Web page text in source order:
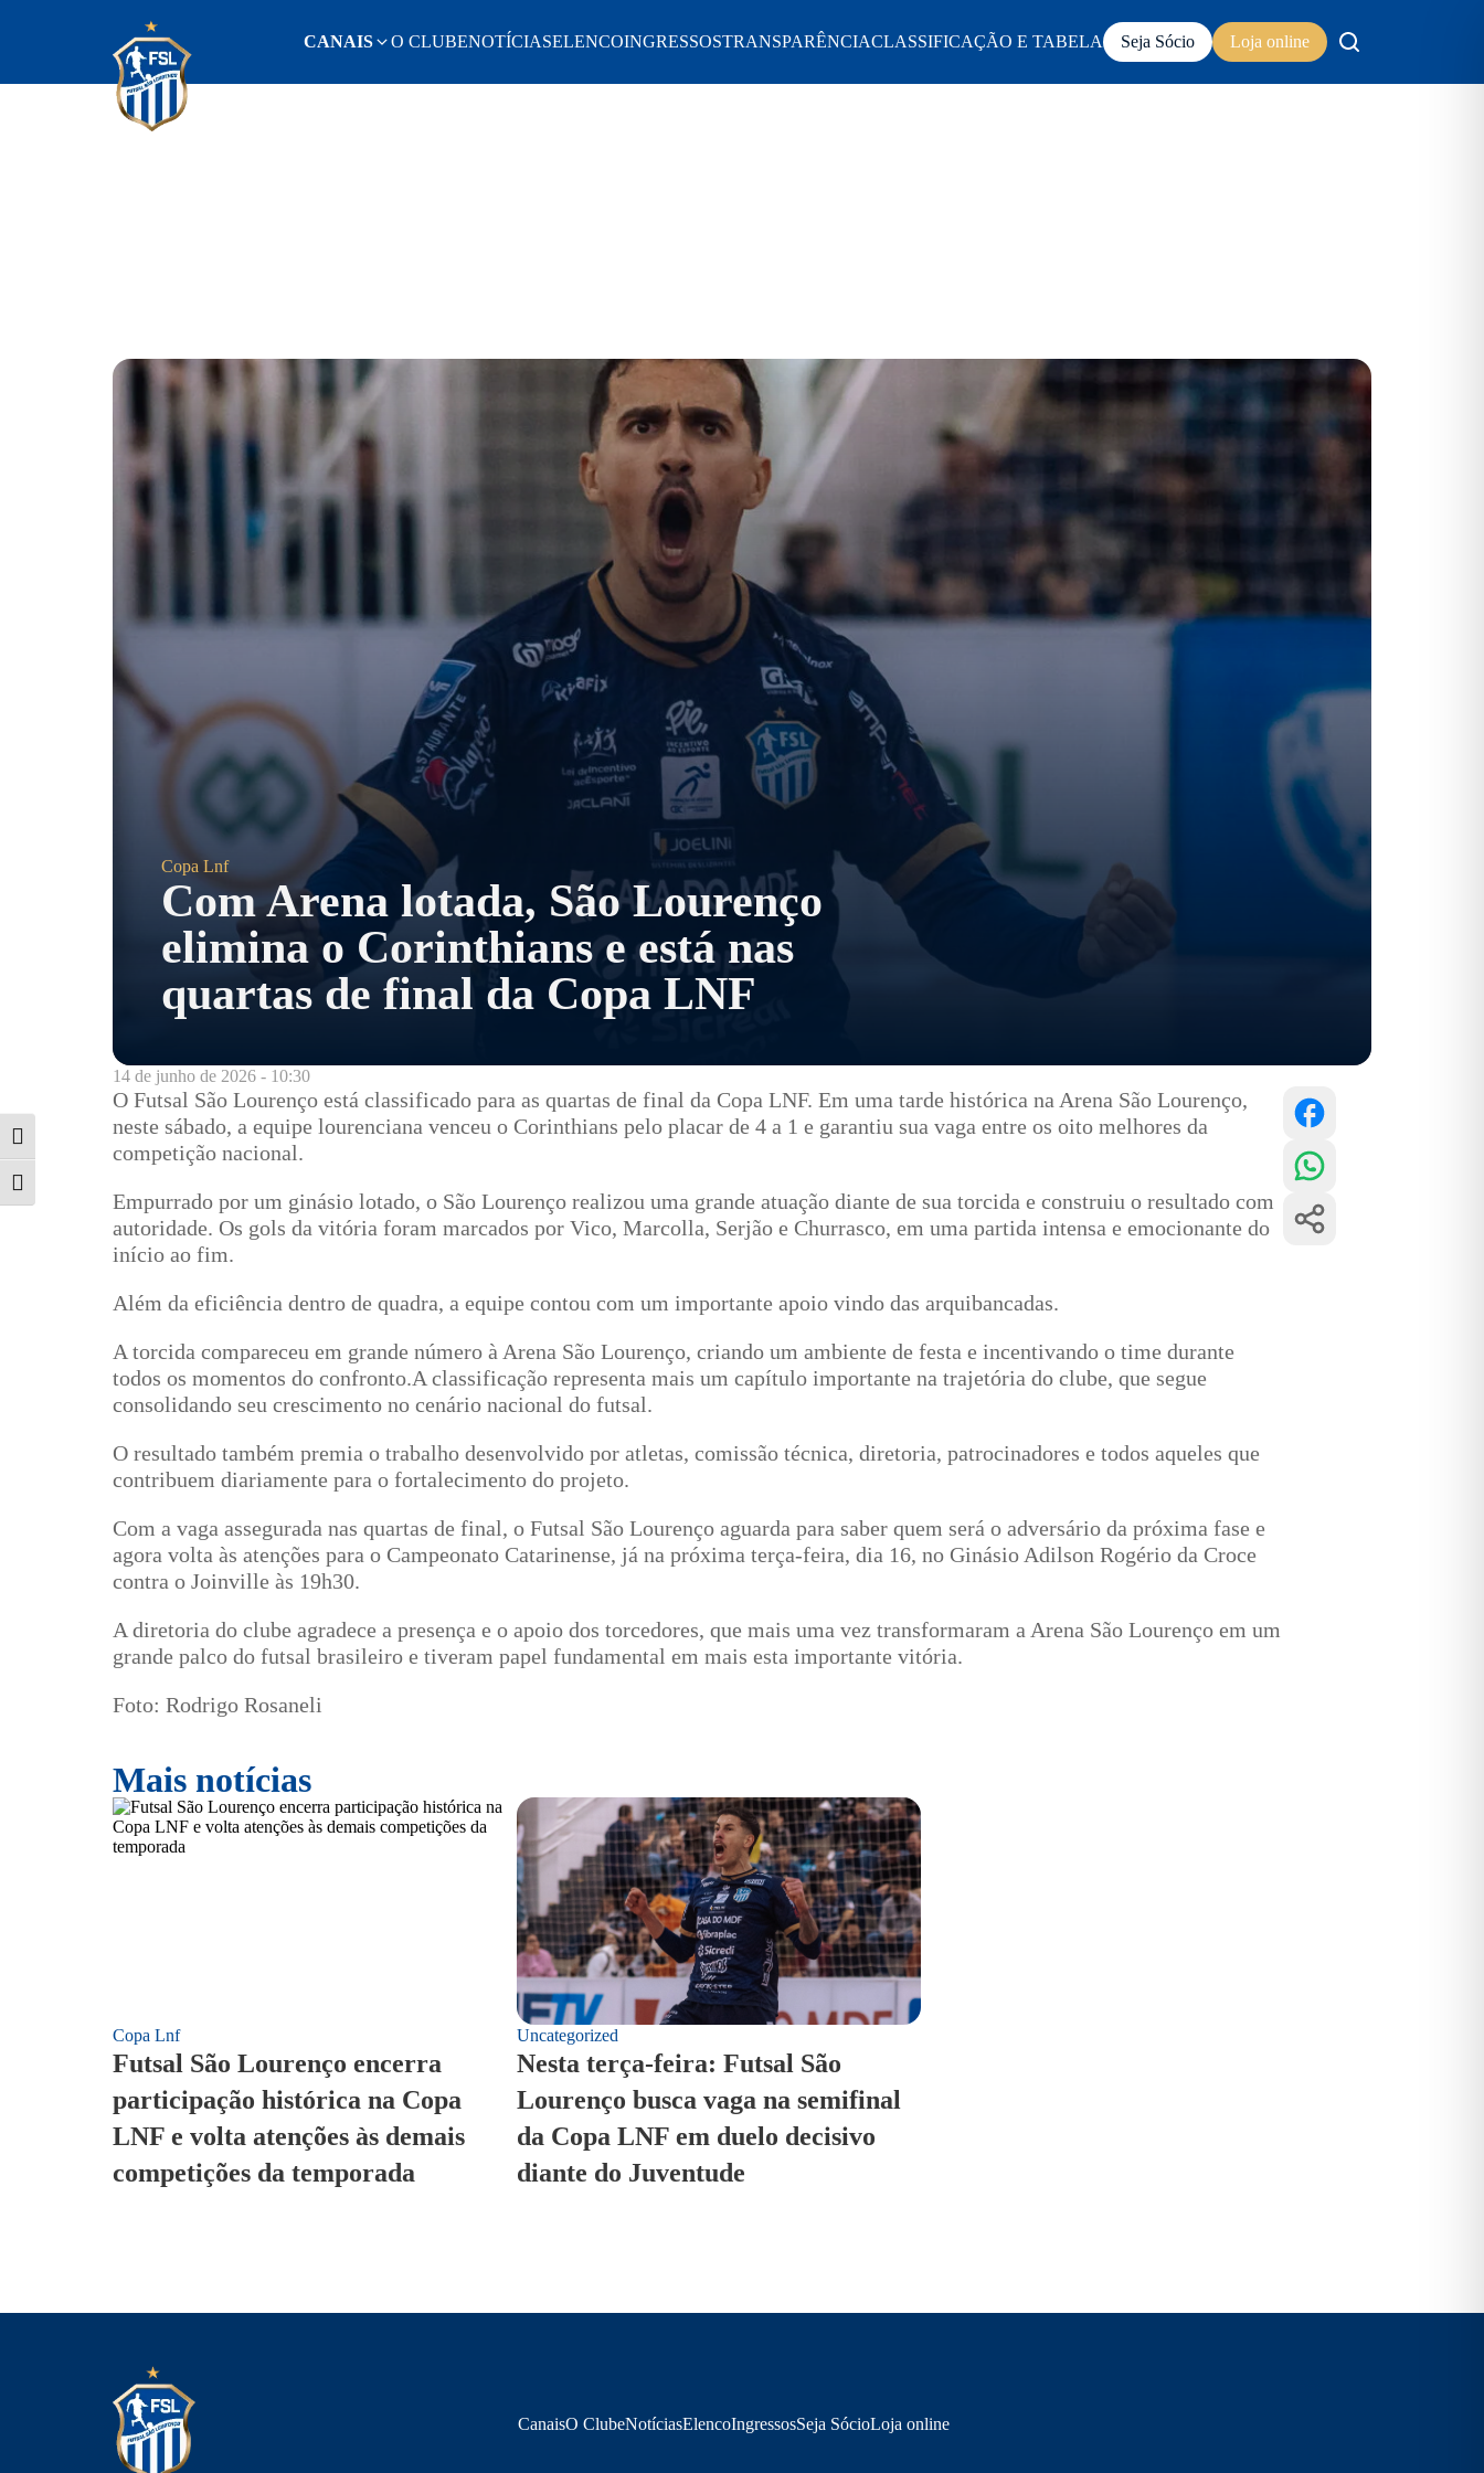
Alternar alto contraste
Alternar tamanho da fonte
CANAIS O CLUBENOTÍCIASELENCOINGRESSOSTRANSPARÊNCIACLASSIFICAÇÃO E TABELA Seja Sócio Loja online
Home
Copa Lnf
Com Arena lotada, São Lourenço
elimina o Corinthians e está nas
quartas de final da Copa LNF
14 de junho de 2026 - 10:30
O Futsal São Lourenço está classificado para as quartas de final da Copa LNF. Em uma tarde histórica na Arena São Lourenço,
neste sábado, a equipe lourenciana venceu o Corinthians pelo placar de 4 a 1 e garantiu sua vaga entre os oito melhores da
competição nacional.
Empurrado por um ginásio lotado, o São Lourenço realizou uma grande atuação diante de sua torcida e construiu o resultado com
autoridade. Os gols da vitória foram marcados por Vico, Marcolla, Serjão e Churrasco, em uma partida intensa e emocionante do
início ao fim.
Além da eficiência dentro de quadra, a equipe contou com um importante apoio vindo das arquibancadas.
A torcida compareceu em grande número à Arena São Lourenço, criando um ambiente de festa e incentivando o time durante
todos os momentos do confronto.A classificação representa mais um capítulo importante na trajetória do clube, que segue
consolidando seu crescimento no cenário nacional do futsal.
O resultado também premia o trabalho desenvolvido por atletas, comissão técnica, diretoria, patrocinadores e todos aqueles que
contribuem diariamente para o fortalecimento do projeto.
Com a vaga assegurada nas quartas de final, o Futsal São Lourenço aguarda para saber quem será o adversário da próxima fase e
agora volta às atenções para o Campeonato Catarinense, já na próxima terça-feira, dia 16, no Ginásio Adilson Rogério da Croce
contra o Joinville às 19h30.
A diretoria do clube agradece a presença e o apoio dos torcedores, que mais uma vez transformaram a Arena São Lourenço em um
grande palco do futsal brasileiro e tiveram papel fundamental em mais esta importante vitória.
Foto: Rodrigo Rosaneli
Mais notícias
Copa Lnf
Futsal São Lourenço encerra
participação histórica na Copa
LNF e volta atenções às demais
competições da temporada
Uncategorized
Nesta terça-feira: Futsal São
Lourenço busca vaga na semifinal
da Copa LNF em duelo decisivo
diante do Juventude
CanaisO ClubeNotíciasElencoIngressosSeja SócioLoja online